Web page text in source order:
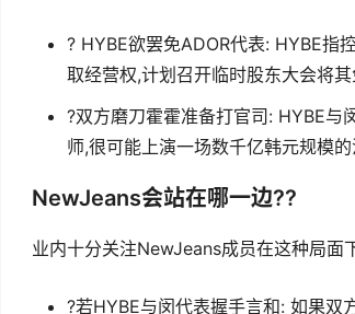
? HYBE欲罢免ADOR代表: HYBE指
取经营权,计划召开临时股东大会将其
?双方磨刀霍霍准备打官司: HYBE与
师,很可能上演一场数千亿韩元规模的
NewJeans会站在哪一边??
业内十分关注NewJeans成员在这种局面
?若HYBE与闵代表握手言和: 如果双